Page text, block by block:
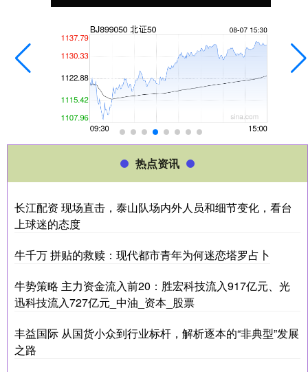
热点资讯
长江配资 现场直击，泰山队场内外人员和细节变化，看台
上球迷的态度
牛千万 拼贴的救赎：现代都市青年为何迷恋塔罗占卜
牛势策略 主力资金流入前20：胜宏科技流入917亿元、光
迅科技流入727亿元_中油_资本_股票
丰益国际 从国货小众到行业标杆，解析逐本的“非典型”发展
之路